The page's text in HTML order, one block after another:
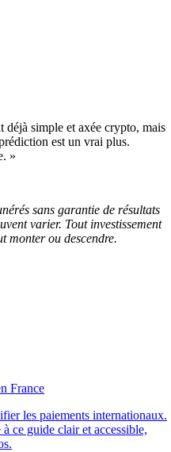
déjà simple et axée crypto, mais
est un vrai plus.
»
sans garantie de résultats
varier. Tout investissement
monter ou descendre.
France
les paiements internationaux.
ce guide clair et accessible,